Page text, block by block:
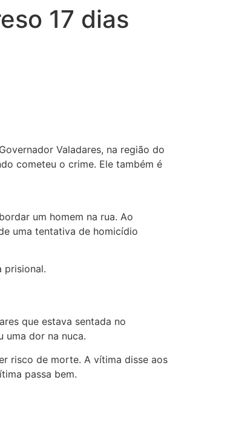
17 dias
Valadares, na região do
cometeu o crime. Ele também é
um homem na rua. Ao
uma tentativa de homicídio
prisional.
que estava sentada no
uma dor na nuca.
risco de morte. A vítima disse aos
passa bem.